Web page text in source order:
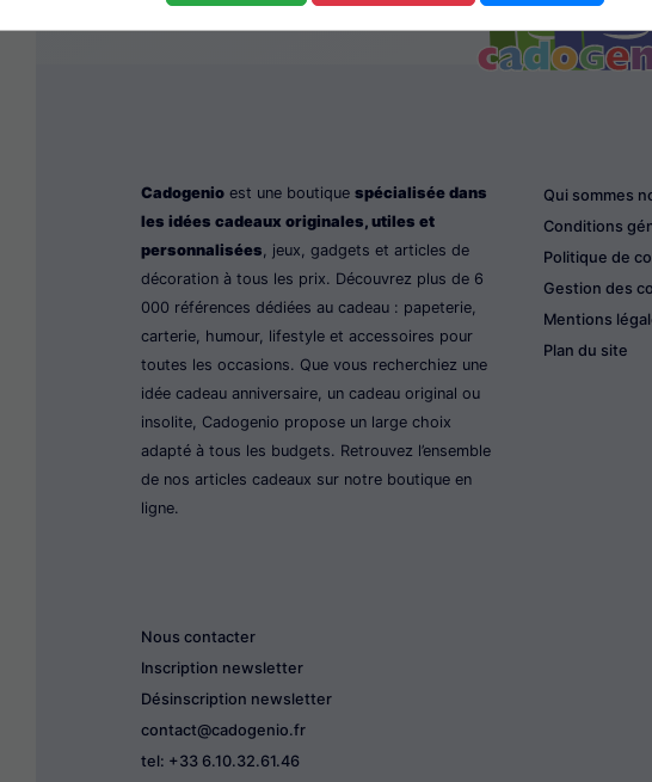
Cadogenio est une boutiquespécialisée dans
les idées cadeaux originales, utiles et
personnalisées, jeux, gadgets et articles de
décoration à tous les prix. Découvrez plus de 6
000 références dédiées au cadeau : papeterie,
carterie, humour, lifestyle et accessoires pour
toutes les occasions. Que vous recherchiez une
idée cadeau anniversaire, un cadeau original ou
insolite, Cadogenio propose un large choix
adapté à tous les budgets. Retrouvez l’ensemble
de nos articles cadeaux sur notre boutique en
ligne.
Qui sommes
Conditions
Politique de
Gestion des
Mentions
Plan du site
Nous contacter
Inscription newsletter
Désinscription newsletter
contact@cadogenio.fr
tel: +33 6.10.32.61.46